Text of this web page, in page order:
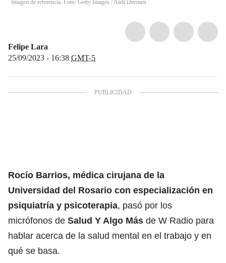
Imagen de referencia. Foto: Getty Images /Aleli Dezmen
Felipe Lara
25/09/2023 - 16:38 GMT-5
Rocío Barrios, médica cirujana de la
Universidad del Rosario con especialización en
psiquiatría y psicoterapia, pasó por los
micrófonos de Salud Y Algo Más de W Radio para
hablar acerca de la salud mental en el trabajo y en
qué se basa.